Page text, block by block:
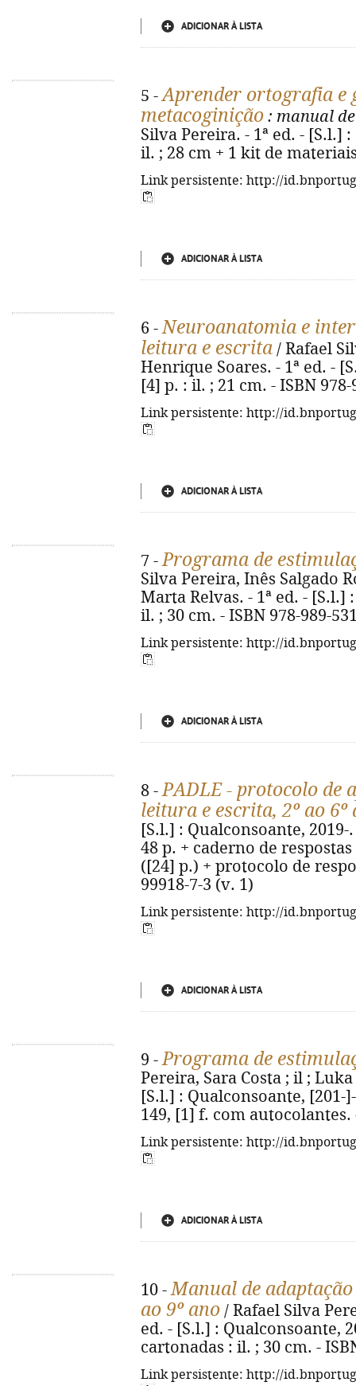
ADICIONAR À LISTA
5 -Aprender ortografia e
metacoginição : manual
Silva Pereira. - 1ª ed. - [S.l.]
il. ; 28 cm + 1 kit de
Link persistente: http://
ADICIONAR À LISTA
6 -Neuroanatomia e
leitura e escrita / Rafael
Henrique Soares. - 1ª ed. -
[4] p. : il. ; 21 cm. - ISBN 978-
Link persistente: http://
ADICIONAR À LISTA
7 -Programa de
Silva Pereira, Inês Salgado
Marta Relvas. - 1ª ed. - [S.l.]
il. ; 30 cm. - ISBN 978-989-
Link persistente: http://
ADICIONAR À LISTA
8 -PADLE - protocolo de
leitura e escrita, 2º ao 6º
[S.l.] : Qualconsoante,
48 p. + caderno de
([24] p.) + protocolo de
99918-7-3 (v. 1)
Link persistente: http://
ADICIONAR À LISTA
9 -Programa de
Pereira, Sara Costa ; il ;
[S.l.] : Qualconsoante, [201-
149, [1] f. com autocolantes.
Link persistente: http://
ADICIONAR À LISTA
10 -Manual de
ao 9º ano / Rafael Silva
ed. - [S.l.] : Qualconsoante,
cartonadas : il. ; 30 cm. -
Link persistente: http://